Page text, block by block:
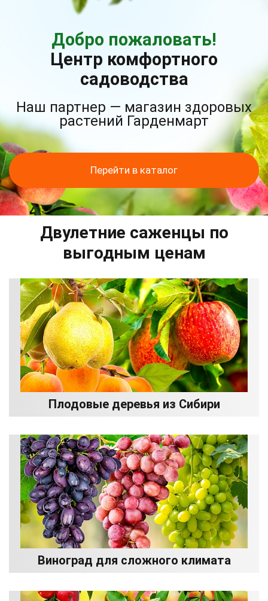
Добро пожаловать!
Центр комфортного
садоводства
Наш партнер — магазин здоровых
растений Гарденмарт
Перейти в каталог
Двулетние саженцы по
выгодным ценам
Плодовые деревья из Сибири
Виноград для сложного климата